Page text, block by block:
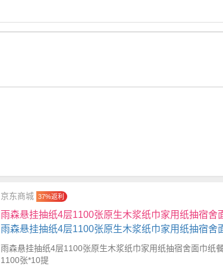
京东商城 37%返利
雨森悬挂抽纸4层1100张原生木浆纸巾家用纸抽宿舍
餐巾纸 1100张*10提
雨森悬挂抽纸4层1100张原生木浆纸巾家用纸抽宿舍面巾纸
1100张*10提